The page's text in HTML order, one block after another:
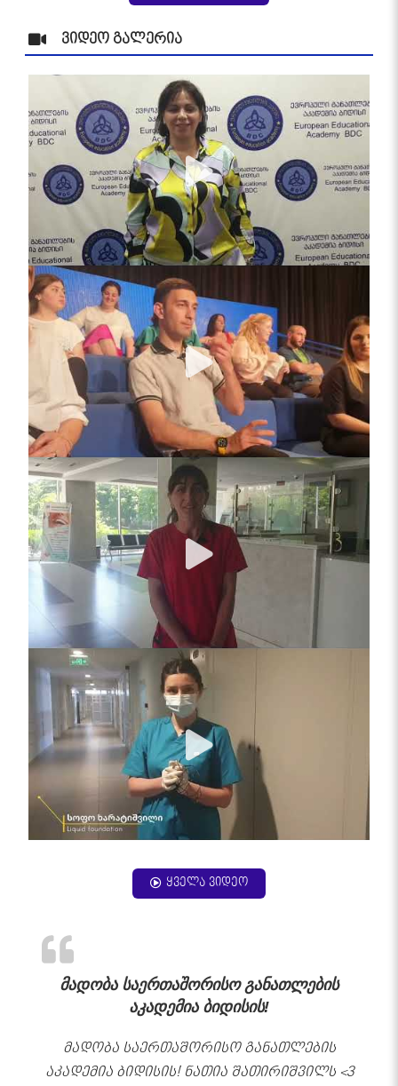
ვიდეო გალერია
ყველა ვიდეო
მადობა საერთაშორისო განათლების
აკადემია ბიდისის!
მადობა საერთაშორისო განათლების
აკადემია ბიდისის! ნათია შათირიშვილს <3